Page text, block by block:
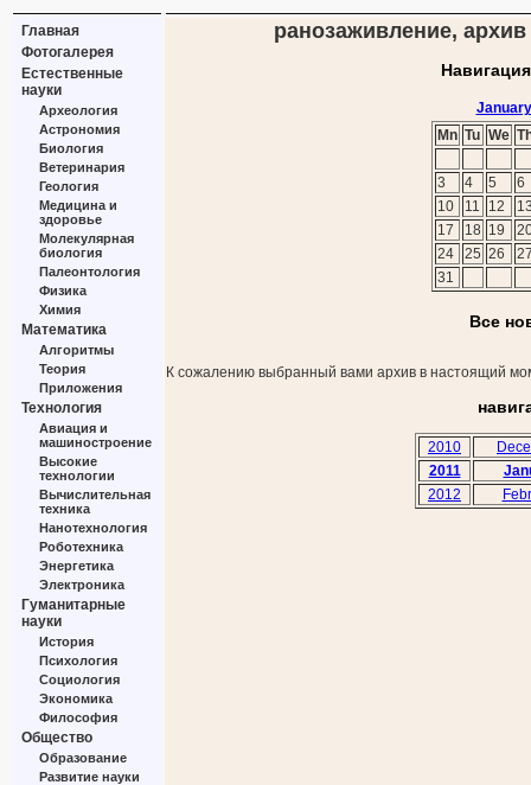
Главная
Фотогалерея
Естественные
науки
Археология
Астрономия
Биология
Ветеринария
Геология
Медицина и
здоровье
Молекулярная
биология
Палеонтология
Физика
Химия
Математика
Алгоритмы
Теория
Приложения
Технология
Авиация и
машиностроение
Высокие
технологии
Вычислительная
техника
Нанотехнология
Роботехника
Энергетика
Электроника
Гуманитарные
науки
История
Психология
Социология
Экономика
Философия
Общество
Образование
Развитие науки
ранозаживление, архив
Mn Tu We
3 4 5
6
10
11 12
17
18 19
24
25 26
31
Все
К сожалению выбранный вами архив в настоящий
2010
2011
2012